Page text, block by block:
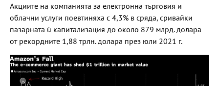
Акциите на компанията за електронна търговия и
облачни услуги поевтиняха с 4,3% в сряда, сривайки
пазарната ù капитализация до около 879 млрд. долара
от рекордните 1,88 трлн. долара през юли 2021 г.